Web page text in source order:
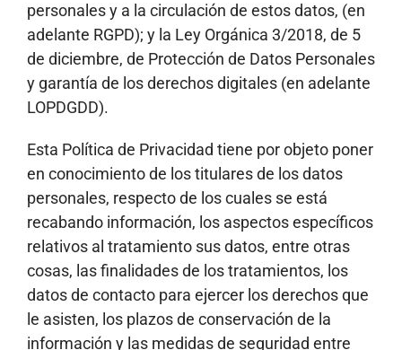
personales y a la circulación de estos datos, (en
adelante RGPD); y la Ley Orgánica 3/2018, de 5
de diciembre, de Protección de Datos Personales
y garantía de los derechos digitales (en adelante
LOPDGDD).
Esta Política de Privacidad tiene por objeto poner
en conocimiento de los titulares de los datos
personales, respecto de los cuales se está
recabando información, los aspectos específicos
relativos al tratamiento sus datos, entre otras
cosas, las finalidades de los tratamientos, los
datos de contacto para ejercer los derechos que
le asisten, los plazos de conservación de la
información y las medidas de seguridad entre